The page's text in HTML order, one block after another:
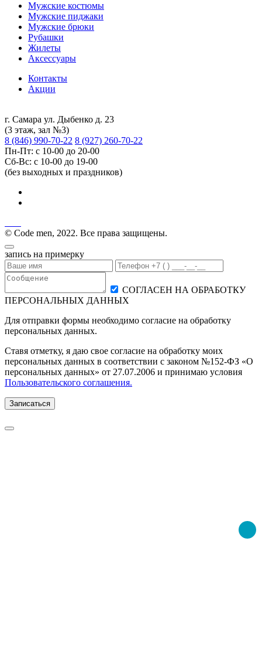
Мужские костюмы
Мужские пиджаки
Мужские брюки
Рубашки
Жилеты
Аксессуары
Контакты
Акции
г. Самара ул. Дыбенко д. 23
(3 этаж, зал №3)
8 (846) 990-70-22 8 (927) 260-70-22
Пн-Пт: с 10-00 до 20-00
Сб-Вс: с 10-00 до 19-00
(без выходных и праздников)
© Code men, 2022. Все права защищены.
запись на примерку
СОГЛАСЕН НА ОБРАБОТКУ
ПЕРСОНАЛЬНЫХ ДАННЫХ
Для отправки формы необходимо согласие на обработку
персональных данных.
Ставя отметку, я даю свое согласие на обработку моих
персональных данных в соответствии с законом №152-ФЗ «О
персональных данных» от 27.07.2006 и принимаю условия
Пользовательского соглашения.
Записаться